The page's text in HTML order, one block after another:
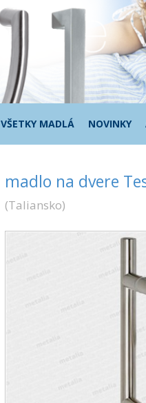
VŠETKY MADLÁ NOVINKY
madlo na dvere
(Taliansko)